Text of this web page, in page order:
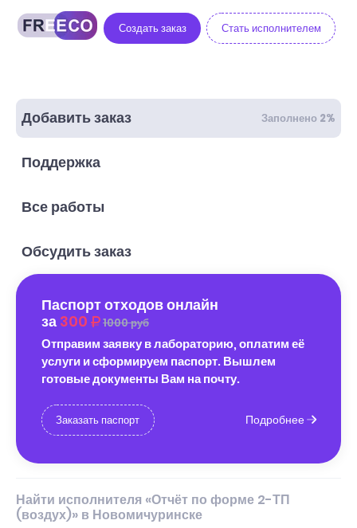
Создать заказ Стать исполнителем
Добавить заказ Заполнено 2%
Поддержка
Все работы
Обсудить заказ
Паспорт отходов онлайн
за 300 1000 руб
Отправим заявку в лабораторию, оплатим её
услуги и сформируем паспорт. Вышлем
готовые документы Вам на почту.
Заказать паспорт Подробнее
Найти исполнителя «Отчёт по форме 2-ТП
(воздух)» в Новомичуринске